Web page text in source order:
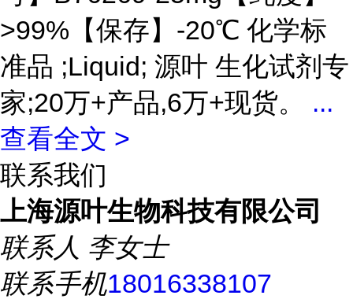
>99%【保存】-20℃ 化学标
准品 ;Liquid; 源叶 生化试剂专
家;20万+产品,6万+现货。 ...
查看全文 >
联系我们
上海源叶生物科技有限公司
联系人 李女士
联系手机18016338107